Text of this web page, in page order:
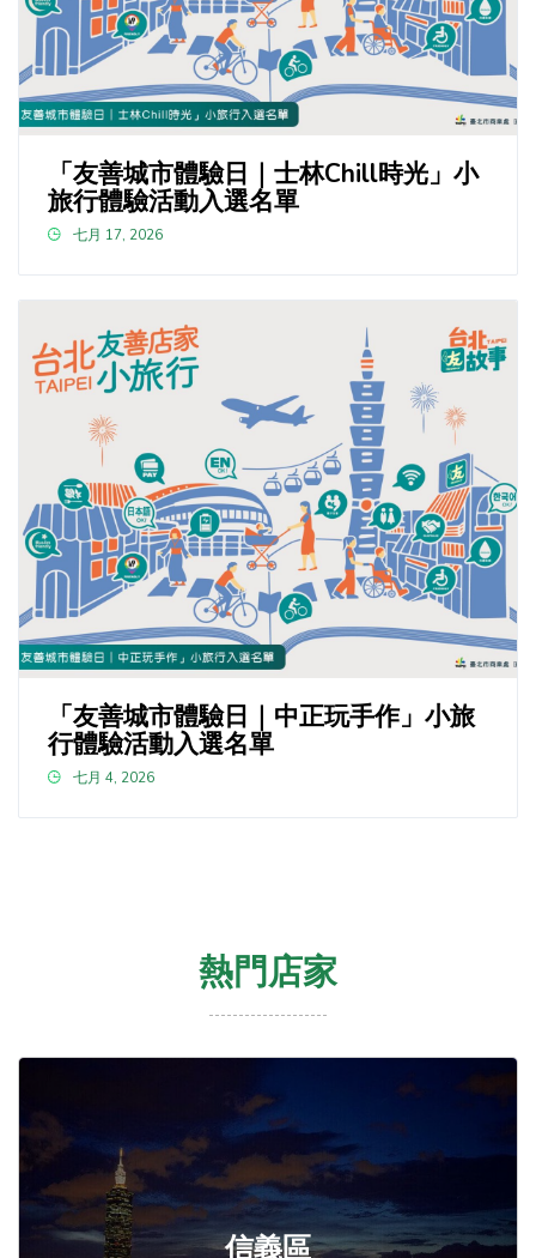
「友善城市體驗日｜士林Chill時光」小
旅行體驗活動入選名單
七月 17, 2026
「友善城市體驗日｜中正玩手作」小旅
行體驗活動入選名單
七月 4, 2026
熱門店家
信義區